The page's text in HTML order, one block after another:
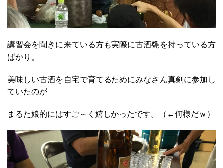
講習会を聞きに来ている方も実際に古酒甕を持っている方
ばかり。
美味しい古酒を自宅で育てるためにみなさん真剣に参加し
ていたのが
まるた娘的にはすご～く嬉しかったです。（←何様だｗ）